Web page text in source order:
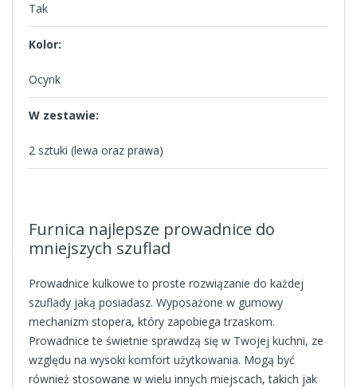
Tak
Kolor:
Ocynk
W zestawie:
2 sztuki (lewa oraz prawa)
Furnica najlepsze prowadnice do
mniejszych szuflad
Prowadnice kulkowe to proste rozwiązanie do każdej
szuflady jaką posiadasz. Wyposażone w gumowy
mechanizm stopera, który zapobiega trzaskom.
Prowadnice te świetnie sprawdzą się w Twojej kuchni, ze
względu na wysoki komfort użytkowania. Mogą być
również stosowane w wielu innych miejscach, takich jak